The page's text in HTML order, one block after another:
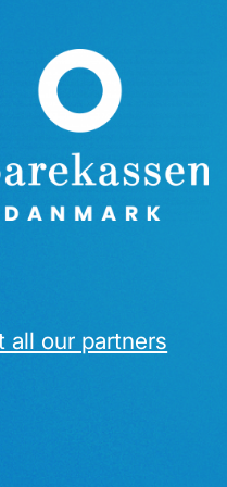
all our partners